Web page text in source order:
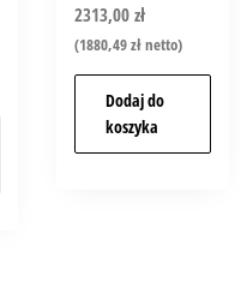
2313,00zł
(1880,49złnetto)
Dodaj do
koszyka